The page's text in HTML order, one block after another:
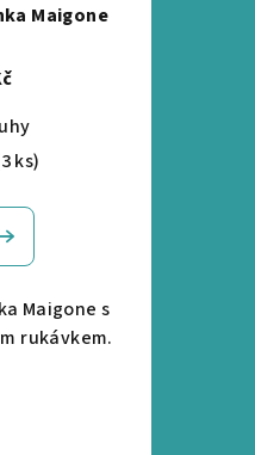
Maigone
ks)
Maigone s
rukávkem.